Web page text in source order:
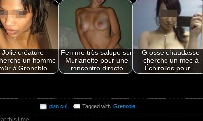
Jolie créature
un homme
à Grenoble
Femme très salope sur
Murianette pour une
rencontre directe
Grosse chaudasse
cherche un mec à
Échirolles pour…
plan cul Tagged with: Grenoble
this time.